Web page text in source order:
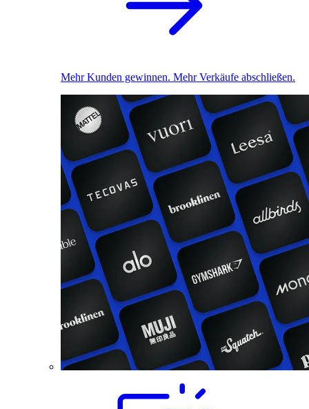
Mehr Kunden gewinnen. Mehr Verkäufe abschließen.